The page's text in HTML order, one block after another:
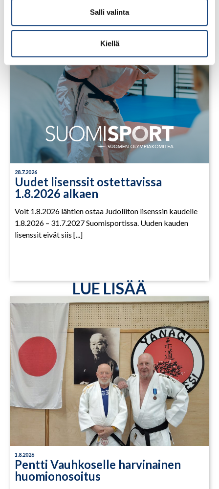
Salli valinta
Kiellä
28.7.2026
Uudet lisenssit ostettavissa
1.8.2026 alkaen
Voit 1.8.2026 lähtien ostaa Judoliiton lisenssin kaudelle
1.8.2026 – 31.7.2027 Suomisportissa. Uuden kauden
lisenssit eivät siis [...]
LUE LISÄÄ
1.8.2026
Pentti Vauhkoselle harvinainen
huomionosoitus